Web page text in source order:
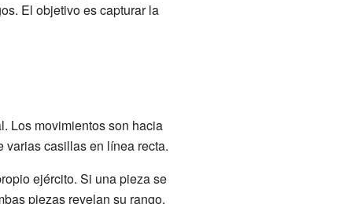
El objetivo es capturar la
Los movimientos son hacia
varias casillas en línea recta.
ejército. Si una pieza se
piezas revelan su rango.